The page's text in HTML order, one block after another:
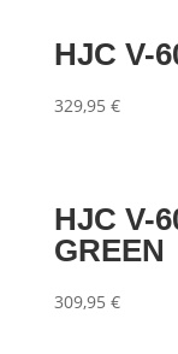
HJC V-
329,95 €
HJC V-
GREEN
309,95 €